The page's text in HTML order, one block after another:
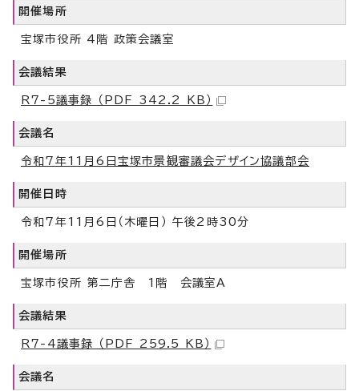
開催場所
宝塚市役所 4階 政策会議室
会議結果
R7-5議事録 （PDF 342.2 KB）
会議名
令和7年11月6日宝塚市景観審議会デザイン協議部会
開催日時
令和7年11月6日（木曜日） 午後2時30分
開催場所
宝塚市役所 第二庁舎 1階 会議室A
会議結果
R7-4議事録 （PDF 259.5 KB）
会議名